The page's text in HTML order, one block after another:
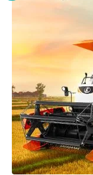
หากดูแลบำรุงรักษาเป็
3.ด้านความส
รถเกี่ยวนวดข้าวคูโบ
เดิมเกษตรกรไทยเกี่ยว
การเก็บเกี่ยว
ค่อนข้างมาก และต้องใ
ข้าวคูโบต้า จะช่วยให้เ
เบาแรงเกษตรกรได้มาก
4.ด้านความคุ้
เมื่อเทียบราคากับประ